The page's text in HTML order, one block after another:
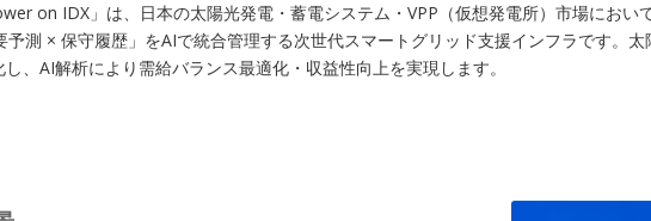
on IDX」は、日本の太陽光発電・蓄電システム・VPP（仮想発電所）市場におい
予測 × 保守履歴」をAIで統合管理する次世代スマートグリッド支援インフラです。
、AI解析により需給バランス最適化・収益性向上を実現します。